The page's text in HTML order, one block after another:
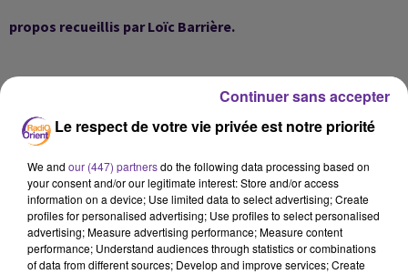
propos recueillis par Loïc Barrière.
Le respect de votre vie privée est notre priorité
We and our (447) partnersdo the following data processing based on
your consent and/or our legitimate interest: Store and/or access
information on a device; Use limited data to select advertising; Create
profiles for personalised advertising; Use profiles to select personalised
advertising; Measure advertising performance; Measure content
performance; Understand audiences through statistics or combinations
of data from different sources; Develop and improve services; Create
Continuer sans accepter